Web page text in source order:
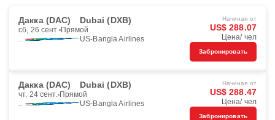
Дакка (DAC) Dubai (DXB)
сб, 26 сент. Прямой
US-Bangla Airlines
Начиная от
US$ 288.07
Цена/ чел
Забронировать
Дакка (DAC) Dubai (DXB)
чт, 24 сент. Прямой
US-Bangla Airlines
Начиная от
US$ 288.47
Цена/ чел
Забронировать